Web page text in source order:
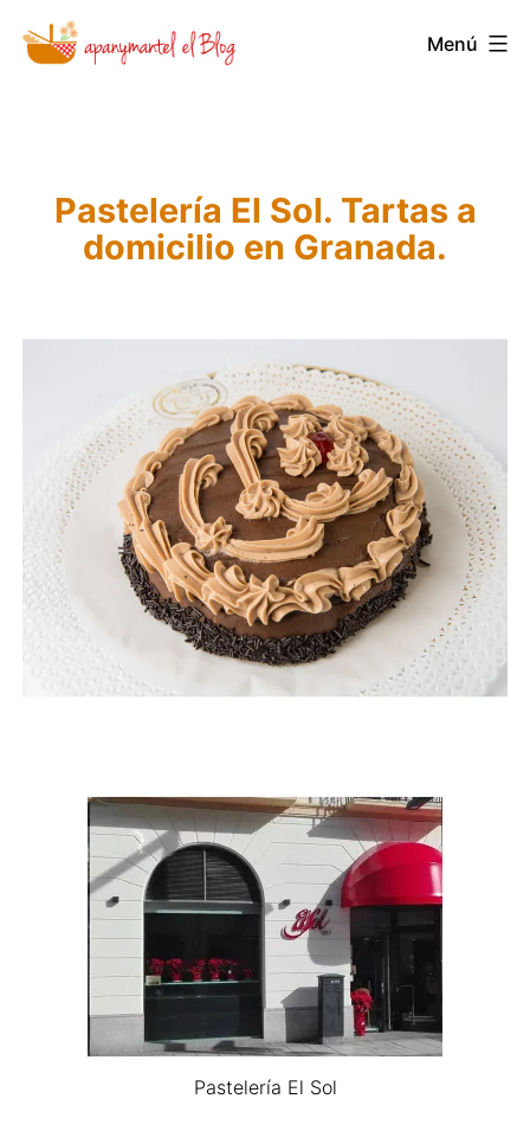
Saltar
Novedades
Apanymantel
Menú
Pastelería El Sol. Tartas a
domicilio en Granada.
Pastelería El Sol